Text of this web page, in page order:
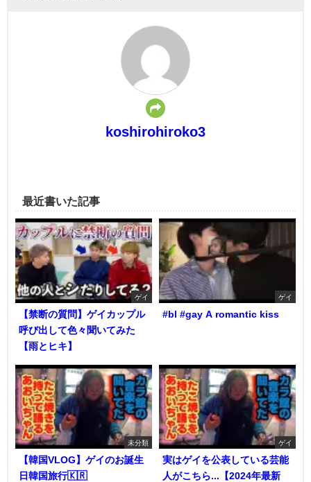
koshirohiroko3
最近書いた記事
ゲイ
【禁断の質問】ゲイカップル
呼び出して色々聞いてみた
【雨とヒキ】
ゲイ
#bl #gay A romantic kiss
未分類
【韓国VLOG】ゲイのお誕生
日韓国旅行🇰🇷
ゲイ
実はゲイを公表している芸能
人がこちら...【2024年最新